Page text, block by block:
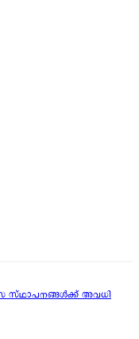
സ്ഥാപനങ്ങൾക്ക് അവധി